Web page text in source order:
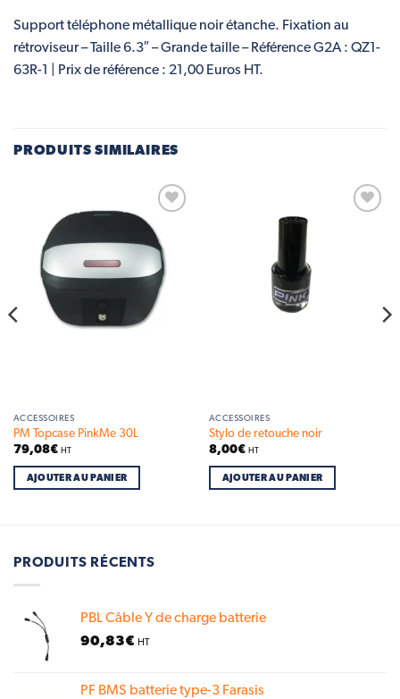
Support téléphone métallique noir étanche. Fixation au
rétroviseur – Taille 6.3″ – Grande taille – Référence G2A : QZ1-
63R-1 | Prix de référence : 21,00 Euros HT.
PRODUITS SIMILAIRES
Add to
wishlist
ACCESSOIRES
PM Topcase PinkMe 30L
79,08€ HT
AJOUTER AU PANIER
ACCESSOIRES
Stylo de retouche noir
8,00€ HT
AJOUTER AU PANIER
PRODUITS RÉCENTS
PBL Câble Y de charge batterie
90,83€ HT
PF BMS batterie type-3 Farasis